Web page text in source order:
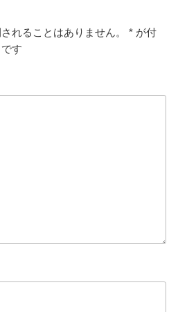
れることはありません。 * が付
す